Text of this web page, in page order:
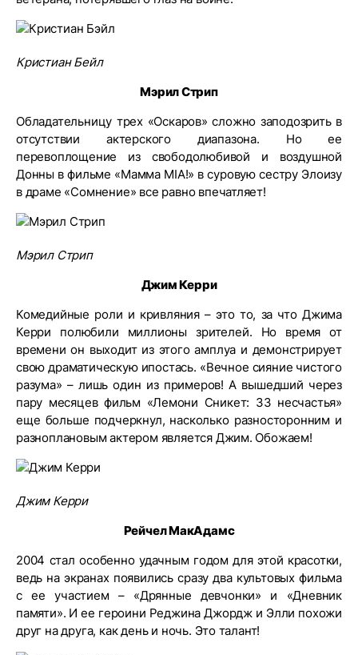
Кристиан Бейл
Мэрил Стрип
Обладательницу трех «Оскаров» сложно заподозрить в
отсутствии актерского диапазона. Но ее
перевоплощение из свободолюбивой и воздушной
Донны в фильме «Мамма MIA!» в суровую сестру Элоизу
в драме «Сомнение» все равно впечатляет!
Мэрил Стрип
Джим Керри
Комедийные роли и кривляния – это то, за что Джима
Керри полюбили миллионы зрителей. Но время от
времени он выходит из этого амплуа и демонстрирует
свою драматическую ипостась. «Вечное сияние чистого
разума» – лишь один из примеров! А вышедший через
пару месяцев фильм «Лемони Сникет: 33 несчастья»
еще больше подчеркнул, насколько разносторонним и
разноплановым актером является Джим. Обожаем!
Джим Керри
Рейчел МакАдамс
2004 стал особенно удачным годом для этой красотки,
ведь на экранах появились сразу два культовых фильма
с ее участием – «Дрянные девчонки» и «Дневник
памяти». И ее героини Реджина Джордж и Элли похожи
друг на друга, как день и ночь. Это талант!